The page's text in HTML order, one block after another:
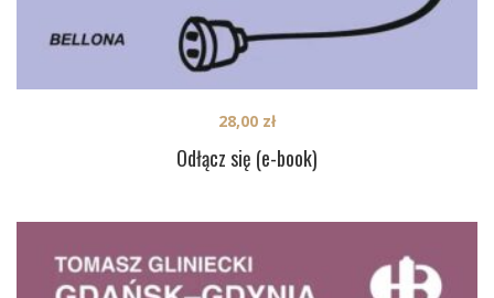
Odłącz się (e-book)
28,00 zł